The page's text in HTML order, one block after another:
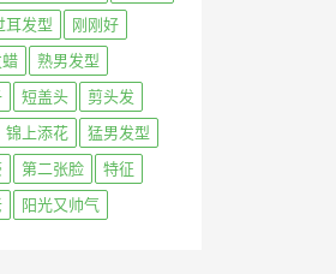
耳发型
刚刚好
熟男发型
短盖头
剪头发
锦上添花
猛男发型
第二张脸
特征
阳光又帅气